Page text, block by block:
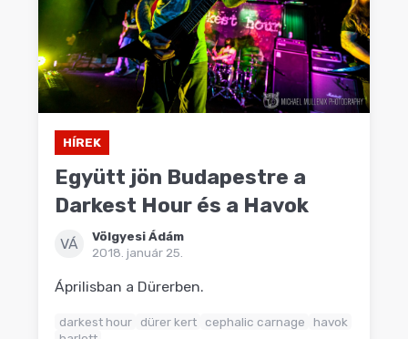
HÍREK
Együtt jön Budapestre a
Darkest Hour és a Havok
VÁ
Völgyesi Ádám
2018. január 25.
Áprilisban a Dürerben.
darkest hour dürer kert cephalic carnage
havok